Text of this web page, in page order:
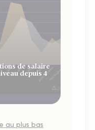
de salaire
depuis 4
au plus bas